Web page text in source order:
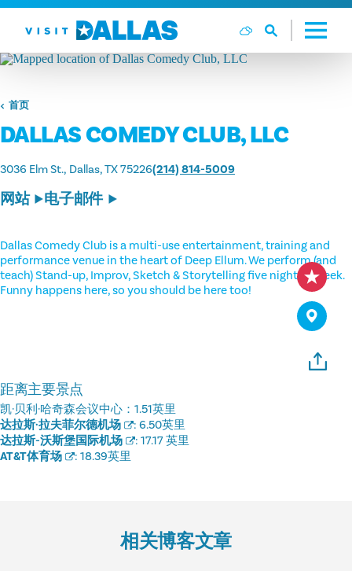
跳转到内容
首页
DALLAS COMEDY CLUB, LLC
3036 Elm St. Dallas, TX 75226(214) 814-5009
网站 电子邮件
Dallas Comedy Club is a multi-use entertainment, training and
performance venue in the heart of Deep Ellum. We perform (and
teach) Stand-up, Improv, Sketch & Storytelling five nights a week.
Funny happens here, so you should be here too!
距离主要景点
凯·贝利·哈奇森会议中心： 1.51英里
达拉斯·拉夫菲尔德机场
: 6.50英里
达拉斯-沃斯堡国际机场
: 17.17 英里
AT&T体育场
: 18.39英里
相关博客文章